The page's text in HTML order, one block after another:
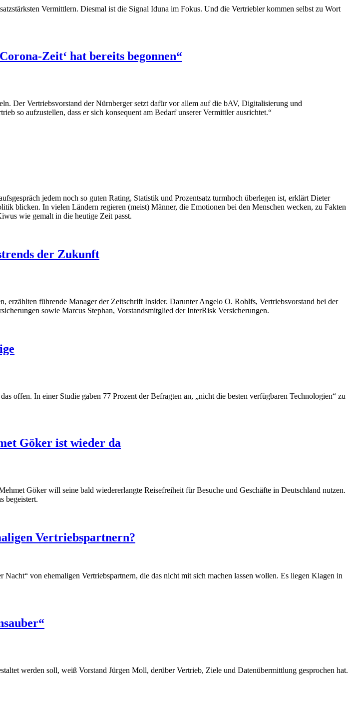
Vermittlern. Diesmal ist die Signal Iduna im Fokus. Und die Vertriebler kommen selbst zu Wort
Zeit‘ hat bereits begonnen“
Der Vertriebsvorstand der Nürnberger setzt dafür vor allem auf die bAV, Digitalisierung und
so aufzustellen, dass er sich konsequent am Bedarf unserer Vermittler ausrichtet.“
jedem noch so guten Rating, Statistik und Prozentsatz turmhoch überlegen ist, erklärt Dieter
blicken. In vielen Ländern regieren (meist) Männer, die Emotionen bei den Menschen wecken, zu Fakten
wie gemalt in die heutige Zeit passt.
der Zukunft
führende Manager der Zeitschrift Insider. Darunter Angelo O. Rohlfs, Vertriebsvorstand bei der
sowie Marcus Stephan, Vorstandsmitglied der InterRisk Versicherungen.
offen. In einer Studie gaben 77 Prozent der Befragten an, „nicht die besten verfügbaren Technologien“ zu
Göker ist wieder da
Göker will seine bald wiedererlangte Reisefreiheit für Besuche und Geschäfte in Deutschland nutzen.
begeistert.
Vertriebspartnern?
von ehemaligen Vertriebspartnern, die das nicht mit sich machen lassen wollen. Es liegen Klagen in
werden soll, weiß Vorstand Jürgen Moll, derüber Vertrieb, Ziele und Datenübermittlung gesprochen hat.